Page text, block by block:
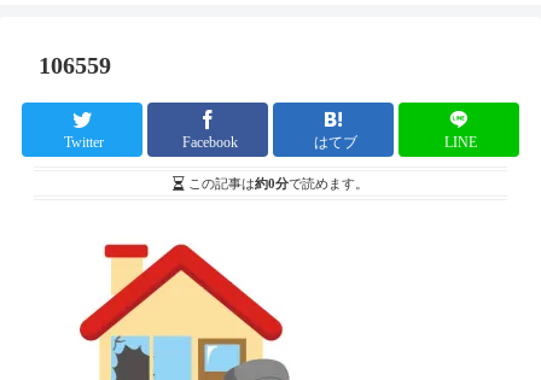
106559
Twitter Facebook はてブ LINE
この記事は約0分で読めます。